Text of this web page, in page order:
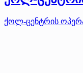
ქოლ-ცენტრის